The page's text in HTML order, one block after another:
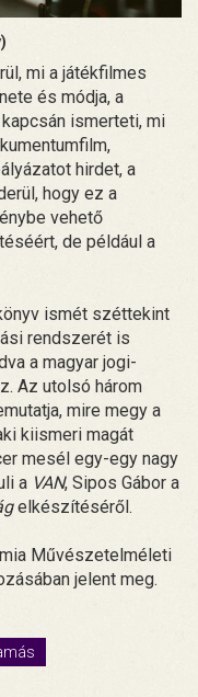
mi a játékfilmes
és módja, a
ismerteti, mi
hirdet, a
hogy ez a
vehető
de például a
ismét széttekint
rendszerét is
a magyar jogi-
Az utolsó három
mire megy a
kiismeri magát
mesél egy-egy nagy
a VAN, Sipos Gábor a
elkészítéséről.
Művészetelméleti
jelent meg.